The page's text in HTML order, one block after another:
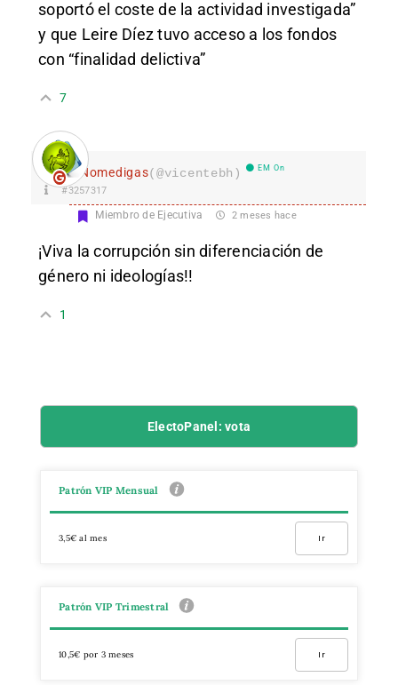
soportó el coste de la actividad investigada”
y que Leire Díez tuvo acceso a los fondos
con “finalidad delictiva”
7
Nomedigas(@vicentebh) EM On
#3257317
Miembro de Ejecutiva 2 meses hace
¡Viva la corrupción sin diferenciación de
género ni ideologías!!
1
ElectoPanel: vota
Patrón VIP Mensual
3,5€ al mes Ir
Patrón VIP Trimestral
10,5€ por 3 meses Ir